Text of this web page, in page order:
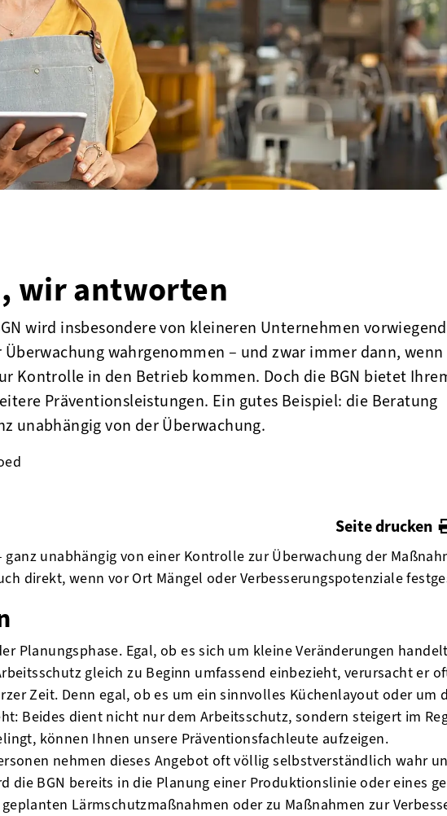
wir antworten
wird insbesondere von kleineren Unternehmen vorwiegend
wahrgenommen – und zwar immer dann, wenn
Kontrolle in den Betrieb kommen. Doch die BGN bietet
Präventionsleistungen. Ein gutes Beispiel: die Beratung
unabhängig von der Überwachung.
Seite drucken
unabhängig von einer Kontrolle zur Überwachung der
direkt, wenn vor Ort Mängel oder Verbesserungspotenziale
Planungsphase. Egal, ob es sich um kleine Veränderungen
gleich zu Beginn umfassend einbezieht, verursacht er
Zeit. Denn egal, ob es um ein sinnvolles Küchenlayout oder um
Beides dient nicht nur dem Arbeitsschutz, sondern steigert im
können Ihnen unsere Präventionsfachleute aufzeigen.
nehmen dieses Angebot oft völlig selbstverständlich wahr
die BGN bereits in die Planung einer Produktionslinie oder eines
Lärmschutzmaßnahmen oder zu Maßnahmen zur